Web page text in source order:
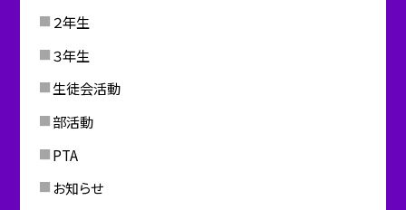
２年生
３年生
生徒会活動
部活動
PTA
お知らせ